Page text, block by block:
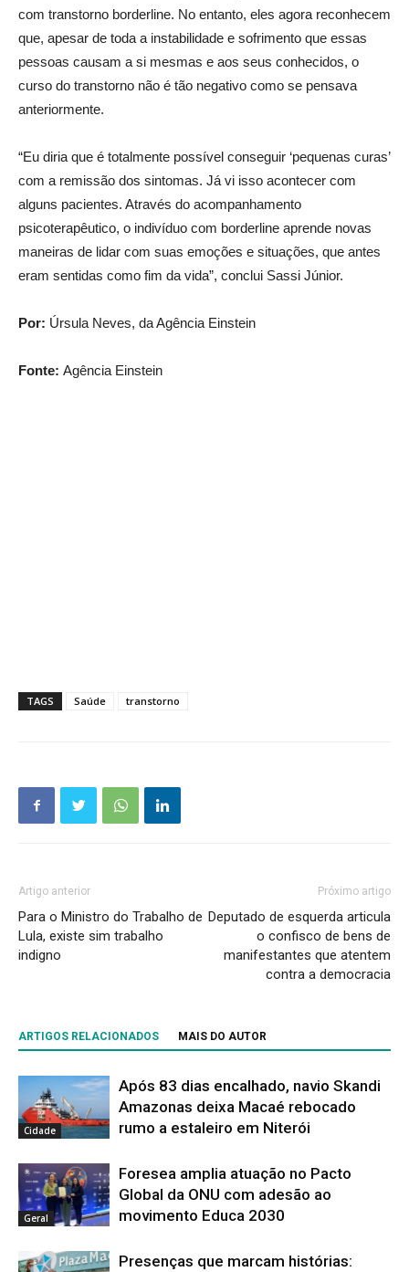
com transtorno borderline. No entanto, eles agora reconhecem
que, apesar de toda a instabilidade e sofrimento que essas
pessoas causam a si mesmas e aos seus conhecidos, o
curso do transtorno não é tão negativo como se pensava
anteriormente.
“Eu diria que é totalmente possível conseguir ‘pequenas curas’
com a remissão dos sintomas. Já vi isso acontecer com
alguns pacientes. Através do acompanhamento
psicoterapêutico, o indivíduo com borderline aprende novas
maneiras de lidar com suas emoções e situações, que antes
eram sentidas como fim da vida”, conclui Sassi Júnior.
Por: Úrsula Neves, da Agência Einstein
Fonte: Agência Einstein
TAGS Saúde transtorno
Artigo anterior
Para o Ministro do Trabalho de
Lula, existe sim trabalho
indigno
Próximo artigo
Deputado de esquerda articula
o confisco de bens de
manifestantes que atentem
contra a democracia
ARTIGOS RELACIONADOS MAIS DO AUTOR
Cidade
Após 83 dias encalhado, navio Skandi
Amazonas deixa Macaé rebocado
rumo a estaleiro em Niterói
Geral
Foresea amplia atuação no Pacto
Global da ONU com adesão ao
movimento Educa 2030
Presenças que marcam histórias: